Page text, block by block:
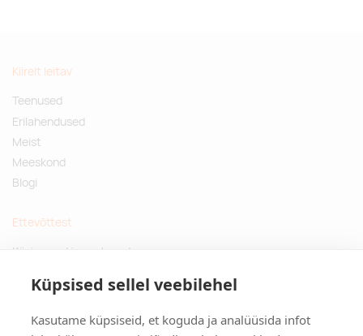
Küpsised sellel veebilehel
Kasutame küpsiseid, et koguda ja analüüsida infot
Kiirelt leitav
Teenused
Erilahendused
Meist
Meeskond
Blogi
Ettevõttest
Küsimused ja vastused
Privaatsuspoliitika
Kontakt